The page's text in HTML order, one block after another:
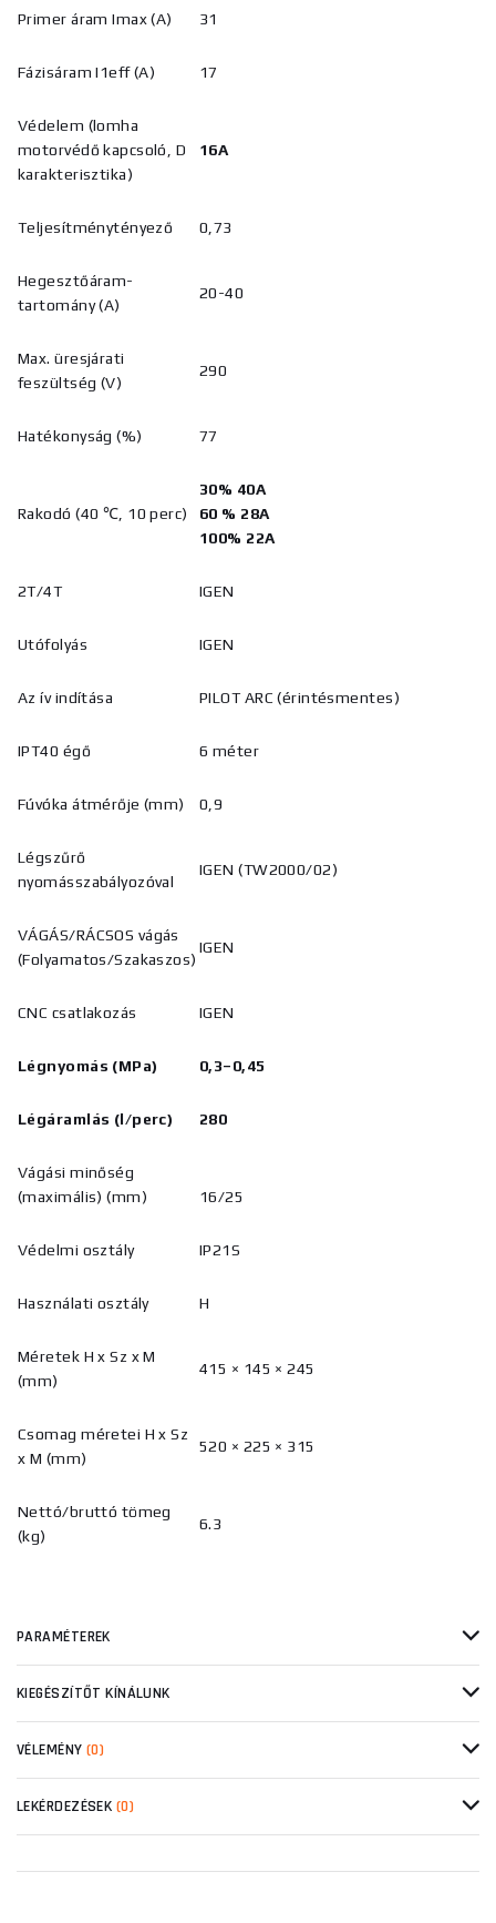
Primer áram Imax (A) 31
Fázisáram I1eff (A) 17
Védelem (lomha
motorvédő kapcsoló, D
karakterisztika)
16A
Teljesítménytényező 0,73
Hegesztőáram-
tartomány (A)
20-40
Max. üresjárati
feszültség (V)
290
Hatékonyság (%) 77
Rakodó (40 ℃, 10 perc)
30% 40A
60 % 28A
100% 22A
2T/4T IGEN
Utófolyás IGEN
Az ív indítása PILOT ARC (érintésmentes)
IPT40 égő 6 méter
Fúvóka átmérője (mm) 0,9
Légszűrő
nyomásszabályozóval
IGEN (TW2000/02)
VÁGÁS/RÁCSOS vágás
(Folyamatos/Szakaszos)
IGEN
CNC csatlakozás IGEN
Légnyomás (MPa) 0,3–0,45
Légáramlás (l/perc) 280
Vágási minőség
(maximális) (mm)
16/25
Védelmi osztály IP21S
Használati osztály H
Méretek H x Sz x M
(mm)
415 × 145 × 245
Csomag méretei H x Sz
x M (mm)
520 × 225 × 315
Nettó/bruttó tömeg
(kg)
6.3
PARAMÉTEREK
KIEGÉSZÍTŐT KÍNÁLUNK
VÉLEMÉNY (0)
LEKÉRDEZÉSEK (0)